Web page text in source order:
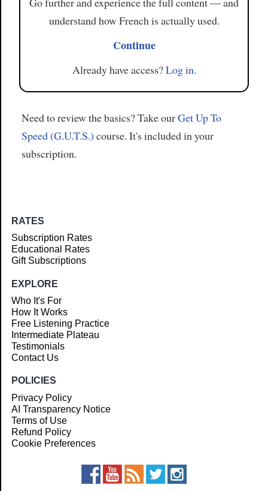
understand how French is actually used.
Continue
Already have access?Log in.
Need to review the basics? Take ourGet Up To
Speed (G.U.T.S.) course. It's included in your
subscription.
RATES
Subscription Rates
Educational Rates
Gift Subscriptions
EXPLORE
Who It's For
How It Works
Free Listening Practice
Intermediate Plateau
Testimonials
Contact Us
POLICIES
Privacy Policy
AI Transparency Notice
Terms of Use
Refund Policy
Cookie Preferences